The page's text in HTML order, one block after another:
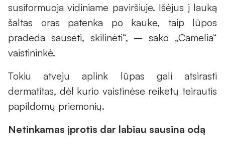
susiformuoja vidiniame paviršiuje. Išėjus į lauką
šaltas oras patenka po kauke, taip lūpos
pradeda sausėti, skilinėti“, – sako „Camelia“
vaistininkė.
Tokiu atveju aplink lūpas gali atsirasti
dermatitas, dėl kurio vaistinėse reikėtų teirautis
papildomų priemonių.
Netinkamas įprotis dar labiau sausina odą